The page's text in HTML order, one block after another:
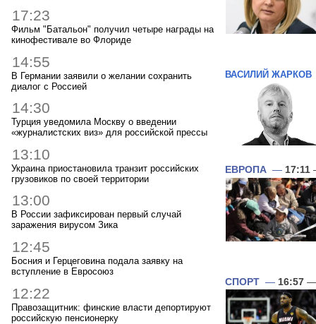
17:23
Фильм "Батальон" получил четыре награды на
кинофестивале во Флориде
14:55
В Германии заявили о желании сохранить
диалог с Россией
14:30
Турция уведомила Москву о введении
«журналистских виз» для российской прессы
13:10
Украина приостановила транзит российских
грузовиков по своей территории
13:00
В России зафиксирован первый случай
заражения вирусом Зика
12:45
Босния и Герцеговина подала заявку на
вступление в Евросоюз
12:22
Правозащитник: финские власти депортируют
российскую пенсионерку
ВАСИЛИЙ ЖАРКОВ
ЕВРОПА — 17:11
СПОРТ — 16:57 —